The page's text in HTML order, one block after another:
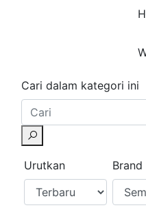
Cari dalam kategori ini
Urutkan Brand